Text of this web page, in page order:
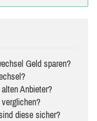
Geld sparen?
Anbieter?
diese sicher?